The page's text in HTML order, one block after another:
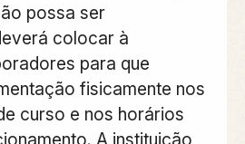
possa ser
colocar à
para que
fisicamente nos
curso e nos horários
A instituição